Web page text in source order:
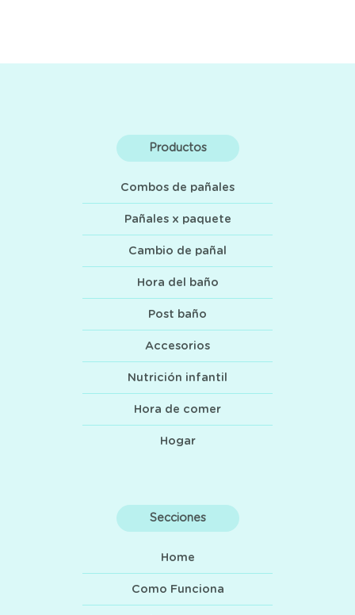
Productos
Combos de pañales
Pañales x paquete
Cambio de pañal
Hora del baño
Post baño
Accesorios
Nutrición infantil
Hora de comer
Hogar
Secciones
Home
Como Funciona